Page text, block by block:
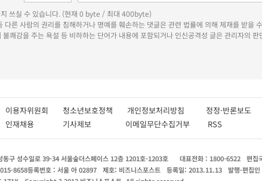
쓰실 수 있습니다. (현재 0 byte / 최대 400byte)
다른 사람의 권리를 침해하거나 명예를 훼손하는 댓글은 관련 법률에 의해 제재를 받을
불쾌감을 주는 욕설 등 비하하는 단어가 내용에 포함되거나 인신공격성 글은 관리자의 판
이용자위원회 청소년보호정책 개인정보처리방침 정정·반론보도
인재채용 기사제보 이메일무단수집거부 RSS
동구 성수일로 39-34 서울숲더스페이스 12층 1201호-1203호 대표전화 : 1800-6522 편집
8658등록번호 : 서울 아 02897 제호: 비즈니스포스트 등록일: 2013.11.13 발행·편집